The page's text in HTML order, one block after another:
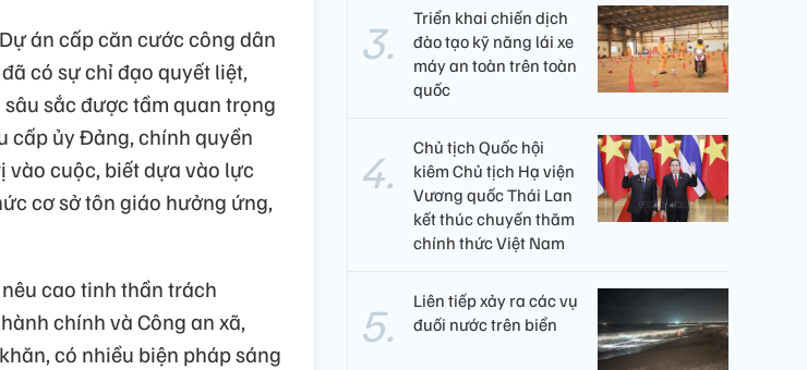
án cấp căn cước công dân
có sự chỉ đạo quyết liệt,
sắc được tầm quan trọng
cấp ủy Đảng, chính quyền
vào cuộc, biết dựa vào lực
cơ sở tôn giáo hưởng ứng,
cao tinh thần trách
chính và Công an xã,
có nhiều biện pháp sáng
Triển khai chiến dịch
đào tạo kỹ năng lái xe
máy an toàn trên toàn
quốc
Chủ tịch Quốc hội
kiêm Chủ tịch Hạ viện
Vương quốc Thái Lan
kết thúc chuyến thăm
chính thức Việt Nam
Liên tiếp xảy ra các vụ
đuối nước trên biển